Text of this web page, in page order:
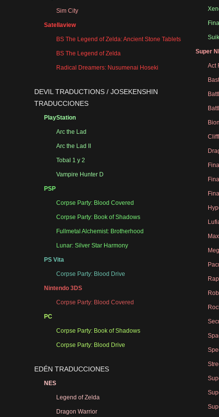
Sim City
Satellaview
BS The Legend of Zelda: Ancient Stone Tablets
BS The Legend of Zelda
Radical Dreamers: Nusumenai Hoseki
DEVIL TRADUCTIONS / JOSEKENSHIN
TRADUCCIONES
PlayStation
Arc the Lad
Arc the Lad II
Tobal 1 y 2
Vampire Hunter D
PSP
Corpse Party: Blood Covered
Corpse Party: Book of Shadows
Fullmetal Alchemist: Brotherhood
Lunar: Silver Star Harmony
PS Vita
Corpse Party: Blood Drive
Nintendo 3DS
Corpse Party: Blood Covered
PC
Corpse Party: Book of Shadows
Corpse Party: Blood Drive
EDÉN TRADUCCIONES
NES
Legend of Zelda
Dragon Warrior
Super
Act